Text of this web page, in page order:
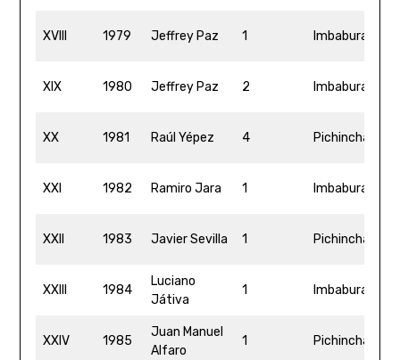
XVIII 1979 Jeffrey Paz 1 Imbabura
XIX 1980 Jeffrey Paz 2 Imbabura
XX 1981 Raúl Yépez 4 Pichincha
XXI 1982 Ramiro Jara 1 Imbabura
XXII 1983 Javier Sevilla 1 Pichincha
XXIII 1984
Luciano
Játiva
1 Imbabura
XXIV 1985
Juan Manuel
Alfaro
1 Pichincha